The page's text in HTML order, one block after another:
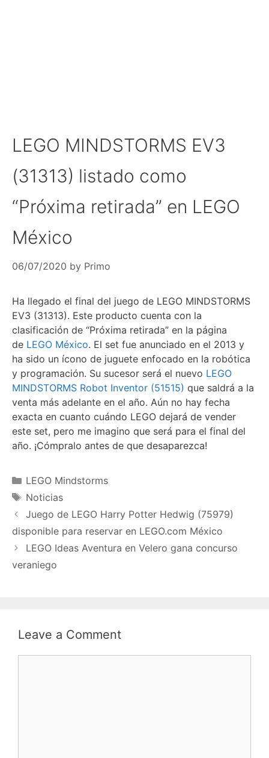
LEGO MINDSTORMS EV3
(31313) listado como
“Próxima retirada” en LEGO
México
06/07/2020 by Primo
Ha llegado el final del juego de LEGO MINDSTORMS
EV3 (31313). Este producto cuenta con la
clasificación de “Próxima retirada” en la página
de LEGO México. El set fue anunciado en el 2013 y
ha sido un ícono de juguete enfocado en la robótica
y programación. Su sucesor será el nuevo LEGO
MINDSTORMS Robot Inventor (51515) que saldrá a la
venta más adelante en el año. Aún no hay fecha
exacta en cuanto cuándo LEGO dejará de vender
este set, pero me imagino que será para el final del
año. ¡Cómpralo antes de que desaparezca!
Categories
LEGO Mindstorms
Tags
Noticias
Juego de LEGO Harry Potter Hedwig (75979)
disponible para reservar en LEGO.com México
LEGO Ideas Aventura en Velero gana concurso
veraniego
Leave a Comment